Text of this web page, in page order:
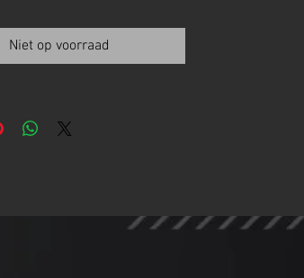
Niet op voorraad